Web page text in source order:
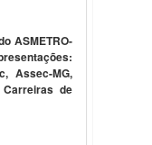
ASMETRO-
Assec-MG,
de